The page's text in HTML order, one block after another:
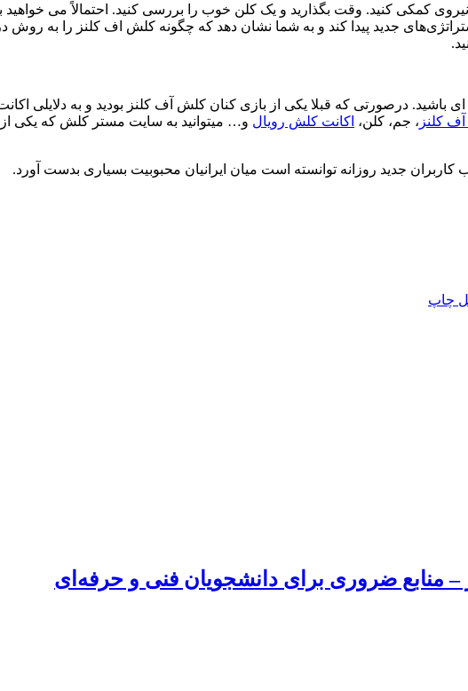
کمکی کنید. وقت بگذارید و یک کلن خوب را بررسی کنید. احتمالاً می خواهید
جدید پیدا کند و به شما نشان دهد که چگونه کلش اف کلنز را به روش
درصورتی که قبلا یکی از بازی کنان کلش آف کلنز بودید و به دلایلی
کلنز ، جم، کلن، اکانت کلش رویال و… میتوانید به سایت مستر کلش که یکی
جدید روزانه توانسته است میان ایرانیان محبوبیت بسیاری بدست آورد.
چاپ
– منابع ضروری برای دانشجویان فنی و حرفه‌ای